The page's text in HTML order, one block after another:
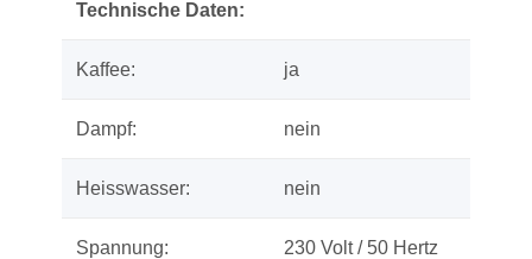
Technische Daten:
Kaffee: ja
Dampf: nein
Heisswasser: nein
Spannung: 230 Volt / 50 Hertz